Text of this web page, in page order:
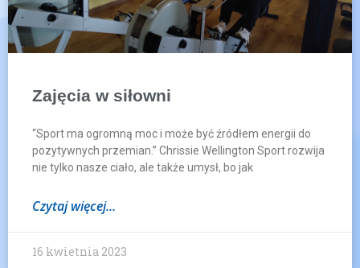
Zajęcia w siłowni
“Sport ma ogromną moc i może być źródłem energii do
pozytywnych przemian.” Chrissie Wellington Sport rozwija
nie tylko nasze ciało, ale także umysł, bo jak
Czytaj więcej...
16 kwietnia 2023